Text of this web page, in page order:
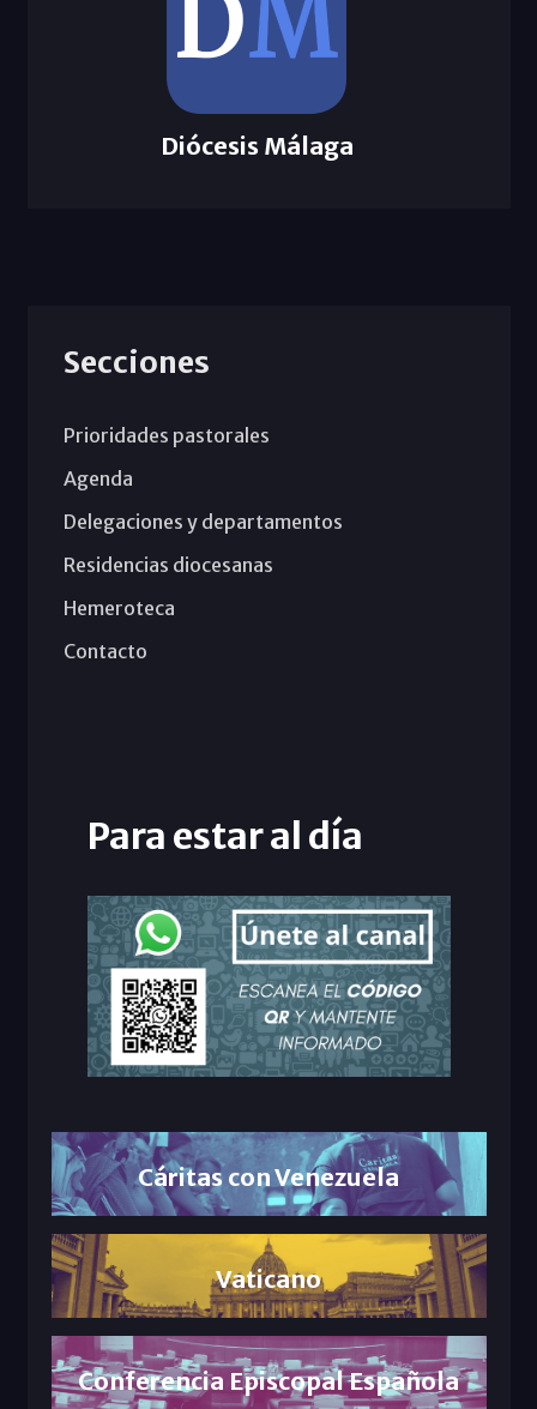
Diócesis Málaga
Secciones
Prioridades pastorales
Agenda
Delegaciones y departamentos
Residencias diocesanas
Hemeroteca
Contacto
Para estar al día
Cáritas con Venezuela
Vaticano
Conferencia Episcopal Española